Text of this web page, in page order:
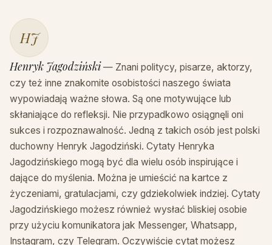
HJ
Henryk Jagodziński — Znani politycy, pisarze, aktorzy,
czy też inne znakomite osobistości naszego świata
wypowiadają ważne słowa. Są one motywujące lub
skłaniające do refleksji. Nie przypadkowo osiągnęli oni
sukces i rozpoznawalność. Jedną z takich osób jest polski
duchowny Henryk Jagodziński. Cytaty Henryka
Jagodzińskiego mogą być dla wielu osób inspirujące i
dające do myślenia. Można je umieścić na kartce z
życzeniami, gratulacjami, czy gdziekolwiek indziej. Cytaty
Jagodzińskiego możesz również wysłać bliskiej osobie
przy użyciu komunikatora jak Messenger, Whatsapp,
Instagram, czy Telegram. Oczywiście cytat możesz